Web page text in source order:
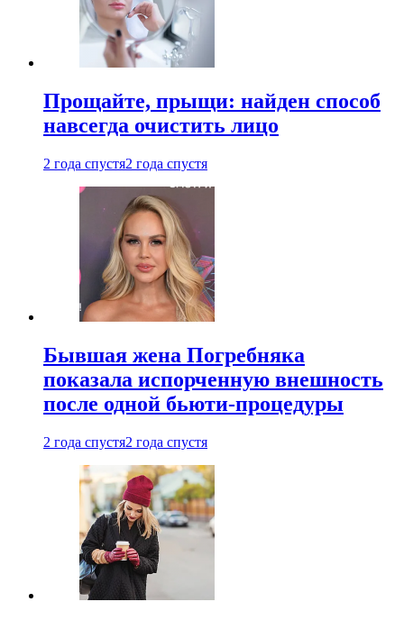
Прощайте, прыщи: найден способ
навсегда очистить лицо
2 года спустя2 года спустя
Бывшая жена Погребняка
показала испорченную внешность
после одной бьюти-процедуры
2 года спустя2 года спустя